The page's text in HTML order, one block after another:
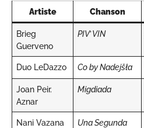
Artiste Chanson
Brieg
Guerveno
PIV’ VIN
Duo LeDazzo Co by Nadejšła
Joan Peir.
Aznar
Migdiada
Nani Vazana
Una Segunda